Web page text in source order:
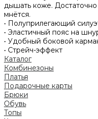
дышать коже.
мнётся.
• Полуприлегающий
• Эластичный пояс на
• Удобный боковой
• Стрейч-эффект
Каталог
Комбинезоны
Платья
Подарочные карты
Брюки
Обувь
Топы